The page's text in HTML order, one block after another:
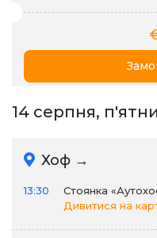
14 серпня,
Хоф →
13:30
Стоянка
Дивитися на